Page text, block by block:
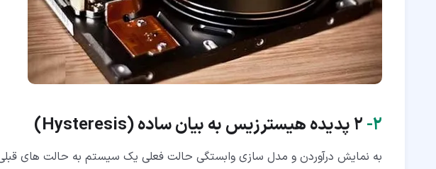
۲‏- 2 پدیده هیسترزیس به بیان ساده ( Hysteresis
)
به نمایش درآوردن و مدل سازی وابستگی حالت فعلی یک سیستم به حالت های